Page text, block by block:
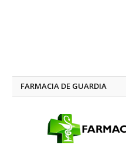
FARMACIA DE GUARDIA